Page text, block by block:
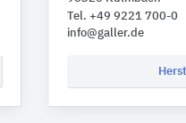
Tel. +49 9221 700-0
info@galler.de